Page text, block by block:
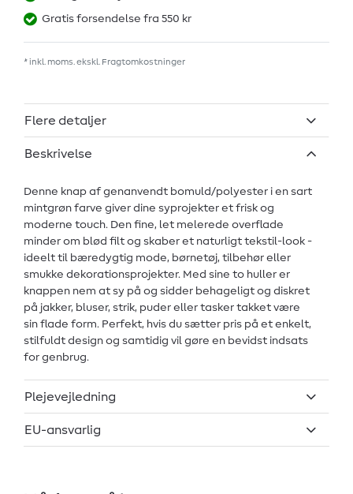
Gratis forsendelse fra 550 kr
* inkl. moms. ekskl. Fragtomkostninger
Flere detaljer
Beskrivelse
Denne knap af genanvendt bomuld/polyester i en sart
mintgrøn farve giver dine syprojekter et frisk og
moderne touch. Den fine, let melerede overflade
minder om blød filt og skaber et naturligt tekstil-look -
ideelt til bæredygtig mode, børnetøj, tilbehør eller
smukke dekorationsprojekter. Med sine to huller er
knappen nem at sy på og sidder behageligt og diskret
på jakker, bluser, strik, puder eller tasker takket være
sin flade form. Perfekt, hvis du sætter pris på et enkelt,
stilfuldt design og samtidig vil gøre en bevidst indsats
for genbrug.
Plejevejledning
EU-ansvarlig